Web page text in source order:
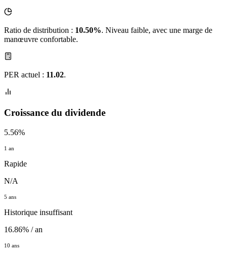
Ratio de distribution : 10.50%. Niveau faible, avec une marge de
manœuvre confortable.
PER actuel : 11.02.
Croissance du dividende
5.56%
1 an
Rapide
N/A
5 ans
Historique insuffisant
16.86% / an
10 ans